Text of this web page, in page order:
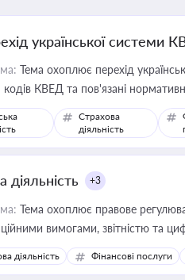
української системи
Тема охоплює перехід
КВЕД та пов'язані
Страхова
діяльність
діяльність +3
Тема охоплює правове
вимогами, звітністю та
у цій сфері корисне для
оренди державного майна,
діяльність Фінансові послуги